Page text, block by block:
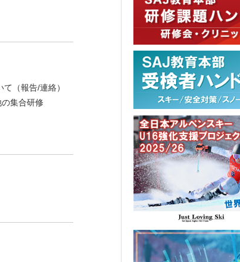
（報告/連絡）
集合研修